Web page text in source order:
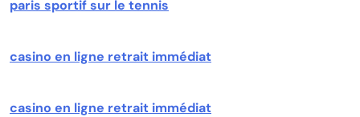
paris sportif sur le tennis
casino en ligne retrait immédiat
casino en ligne retrait immédiat